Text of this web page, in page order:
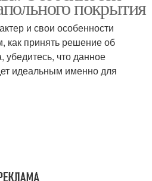
покрытия
и свои особенности
как принять решение об
убедитесь, что данное
идеальным именно для